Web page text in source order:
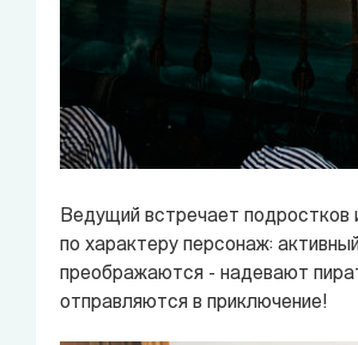
Ведущий встречает
по характеру персонаж:
преображаются - надевают
отправляются в приключение!